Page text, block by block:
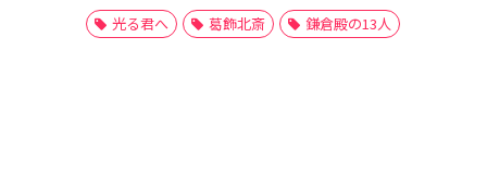
光る君へ
葛飾北斎 鎌倉殿の13人